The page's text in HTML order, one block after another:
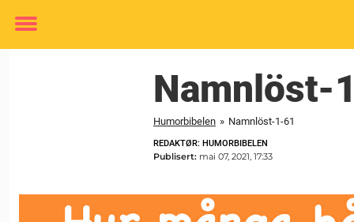
Toggle
Namnlöst-
Humorbibelen » Namnlöst-1-61
REDAKTØR: HUMORBIBELEN
Publisert: mai 07, 2021, 17:33